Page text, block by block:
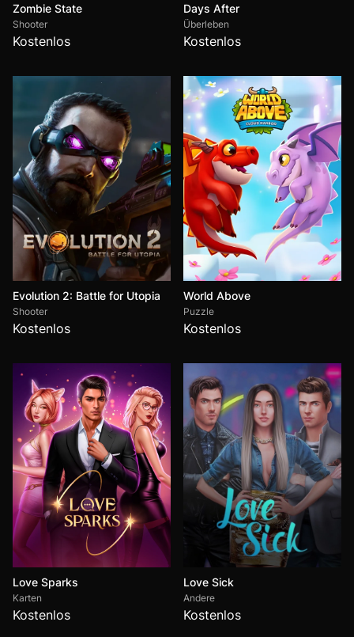
Zombie State
Shooter
Kostenlos
Days After
Überleben
Kostenlos
Evolution 2: Battle for Utopia
Shooter
Kostenlos
World Above
Puzzle
Kostenlos
Love Sparks
Karten
Kostenlos
Love Sick
Andere
Kostenlos